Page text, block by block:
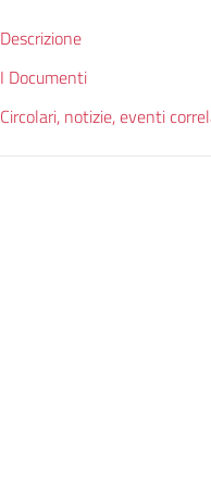
Descrizione
I Documenti
Circolari, notizie, eventi